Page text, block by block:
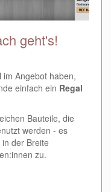
geht's!
Angebot haben,
einfach ein Regal
Bauteile, die
werden - es
der Breite
zu.